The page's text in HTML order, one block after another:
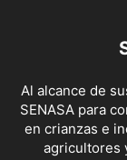
Al alcance de
SENASA para
en crianzas e
agricultores